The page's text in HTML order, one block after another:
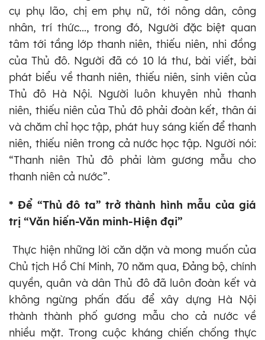
cụ phụ lão, chị em phụ nữ, tới nông dân, công
nhân, trí thức..., trong đó, Người đặc biệt quan
tâm tới tầng lớp thanh niên, thiếu niên, nhi đồng
của Thủ đô. Người đã có 10 lá thư, bài viết, bài
phát biểu về thanh niên, thiếu niên, sinh viên của
Thủ đô Hà Nội. Người luôn khuyên nhủ thanh
niên, thiếu niên của Thủ đô phải đoàn kết, thân ái
và chăm chỉ học tập, phát huy sáng kiến để thanh
niên, thiếu niên trong cả nước học tập. Người nói:
“Thanh niên Thủ đô phải làm gương mẫu cho
thanh niên cả nước”.
* Để “Thủ đô ta” trở thành hình mẫu của giá
trị “Văn hiến-Văn minh-Hiện đại”
Thực hiện những lời căn dặn và mong muốn của
Chủ tịch Hồ Chí Minh, 70 năm qua, Đảng bộ, chính
quyền, quân và dân Thủ đô đã luôn đoàn kết và
không ngừng phấn đấu để xây dựng Hà Nội
thành thành phố gương mẫu cho cả nước về
nhiều mặt. Trong cuộc kháng chiến chống thực